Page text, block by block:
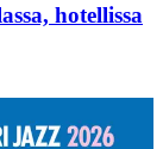
hotellissa